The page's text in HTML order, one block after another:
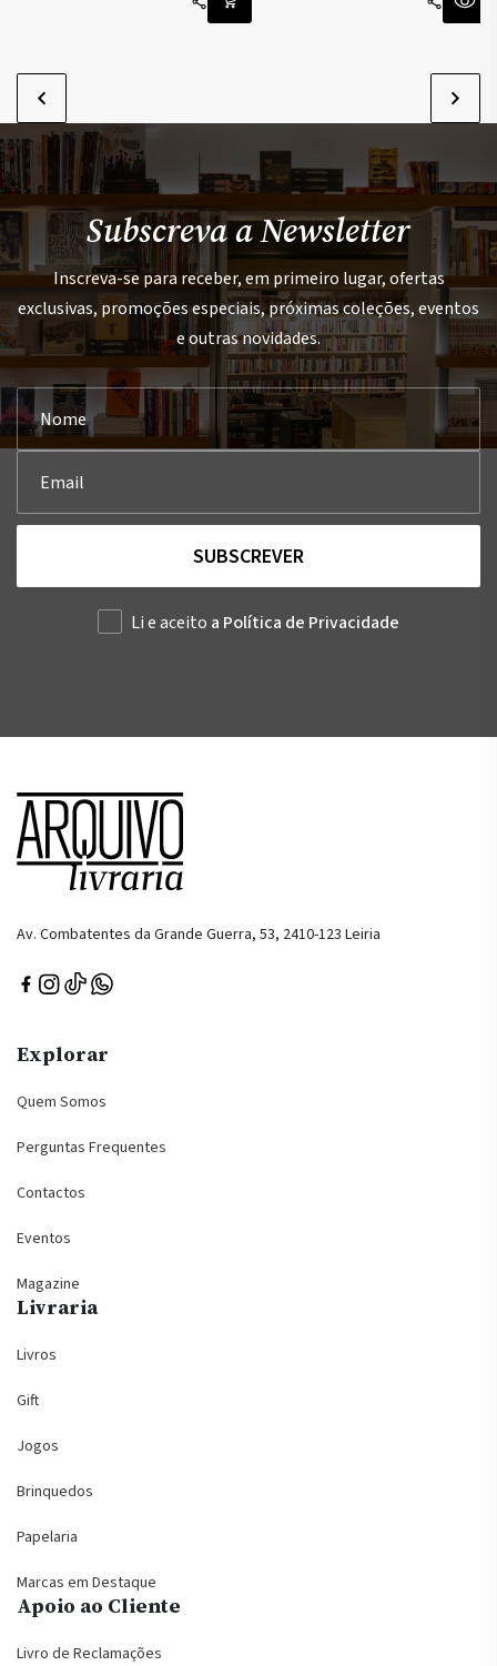
Subscreva a Newsletter
Inscreva-se para receber, em primeiro lugar, ofertas
exclusivas, promoções especiais, próximas coleções, eventos
e outras novidades.
SUBSCREVER
Li e aceito a Política de Privacidade
Av. Combatentes da Grande Guerra, 53, 2410-123 Leiria
Explorar
Quem Somos
Perguntas Frequentes
Contactos
Eventos
Magazine
Livraria
Livros
Gift
Jogos
Brinquedos
Papelaria
Marcas em Destaque
Apoio ao Cliente
Livro de Reclamações